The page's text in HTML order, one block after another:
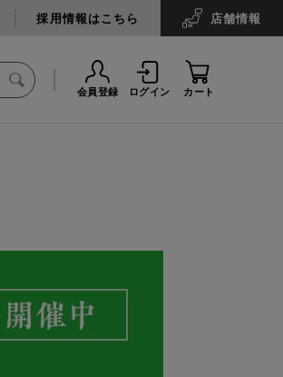
採用情報はこちら 店舗情報
会員登録 ログイン カート